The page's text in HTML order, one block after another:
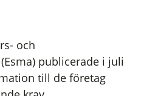
och
publicerade i juli
till de företag